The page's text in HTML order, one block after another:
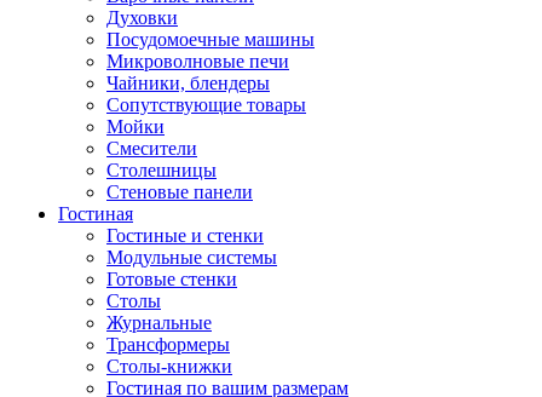
Духовки
Посудомоечные машины
Микроволновые печи
Чайники, блендеры
Сопутствующие товары
Мойки
Смесители
Столешницы
Стеновые панели
Гостиная
Гостиные и стенки
Модульные системы
Готовые стенки
Столы
Журнальные
Трансформеры
Столы-книжки
Гостиная по вашим размерам